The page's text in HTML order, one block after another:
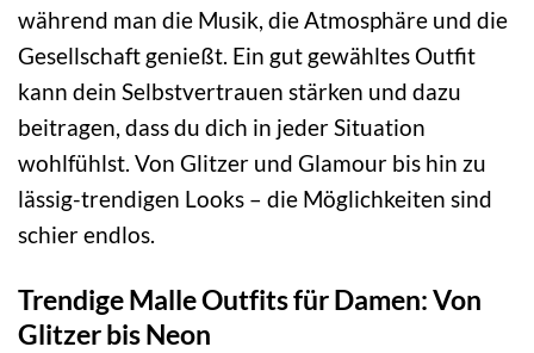
während man die Musik, die Atmosphäre und die
Gesellschaft genießt. Ein gut gewähltes Outfit
kann dein Selbstvertrauen stärken und dazu
beitragen, dass du dich in jeder Situation
wohlfühlst. Von Glitzer und Glamour bis hin zu
lässig-trendigen Looks – die Möglichkeiten sind
schier endlos.
Trendige Malle Outfits für Damen: Von
Glitzer bis Neon